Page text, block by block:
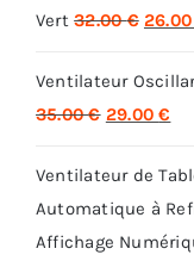
Vert 32.00€ Le
initial
était :
Ventilateur
35.00€ Le
initial
était :
35.00 €.
29.00€
Ventilateur de
Automatique à
Affichage